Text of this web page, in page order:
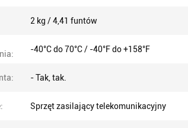
2 kg / 4,41 funtów
-40°C do 70°C / -40°F do +158°F
- Tak, tak.
Sprzęt zasilający telekomunikacyjny